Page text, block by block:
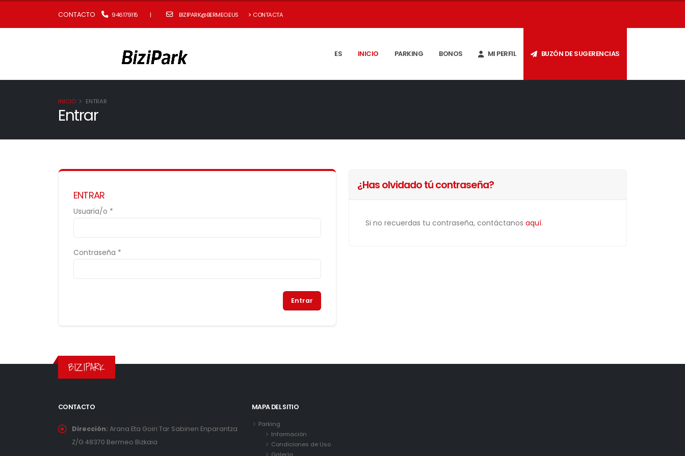
CONTACTO 946179115 | BIZIPARK@BERMEO.EUS CONTACTA
ES INICIO PARKING BONOS MI PERFIL BUZÓN DE SUGERENCIAS
INICIO ENTRAR
Entrar
ENTRAR
Usuaria/o *
Contraseña *
¿Has olvidado tú contraseña?
Si no recuerdas tu contraseña, contáctanos aquí.
BIZIPARK
CONTACTO
Dirección: Arana Eta Goiri Tar Sabinen Enparantza
Z/G 48370 Bermeo Bizkaia
MAPA DEL SITIO
Parking
Información
Condiciones de Uso
Galería